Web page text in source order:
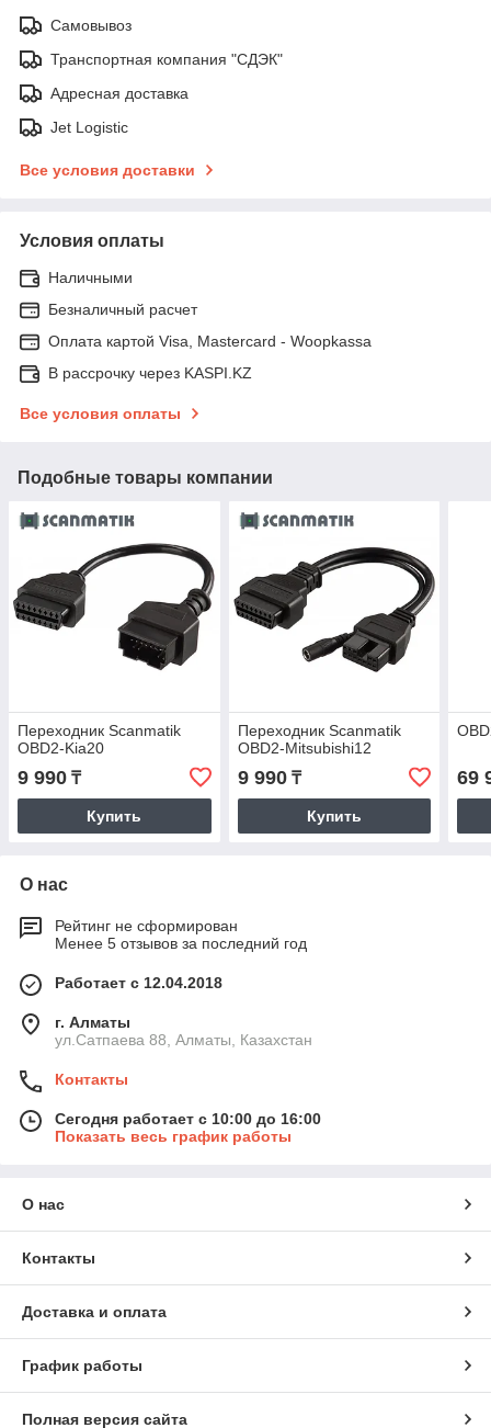
Самовывоз
Транспортная компания "СДЭК"
Адресная доставка
Jet Logistic
Все условия доставки
Условия оплаты
Наличными
Безналичный расчет
Оплата картой Visa, Mastercard - Woopkassa
В рассрочку через KASPI.KZ
Все условия оплаты
Подобные товары компании
Переходник Scanmatik
OBD2-Kia20
9 990 ₸
Купить
Переходник Scanmatik
OBD2-Mitsubishi12
9 990₸
Купить
69
О нас
Рейтинг не сформирован
Менее 5 отзывов за последний год
Работает с 12.04.2018
г. Алматы
ул.Сатпаева 88, Алматы, Казахстан
Контакты
Сегодня работает с 10:00 до 16:00
Показать весь график работы
О нас
Контакты
Доставка и оплата
График работы
Полная версия сайта